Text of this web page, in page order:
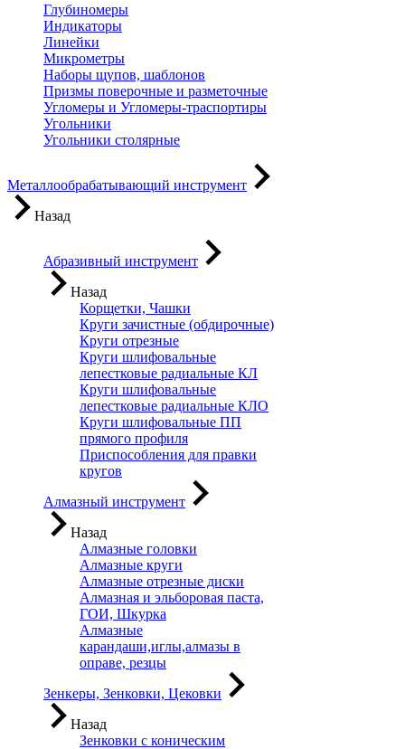
Глубиномеры
Индикаторы
Линейки
Микрометры
Наборы щупов, шаблонов
Призмы поверочные и разметочные
Угломеры и Угломеры-траспортиры
Угольники
Угольники столярные
Металлообрабатывающий инструмент
Назад
Абразивный инструмент
Назад
Корщетки, Чашки
Круги зачистные (обдирочные)
Круги отрезные
Круги шлифовальные
лепестковые радиальные КЛ
Круги шлифовальные
лепестковые радиальные КЛО
Круги шлифовальные ПП
прямого профиля
Приспособления для правки
кругов
Алмазный инструмент
Назад
Алмазные головки
Алмазные круги
Алмазные отрезные диски
Алмазная и эльборовая паста,
ГОИ, Шкурка
Алмазные
карандаши,иглы,алмазы в
оправе, резцы
Зенкеры, Зенковки, Цековки
Назад
Зенковки с коническим